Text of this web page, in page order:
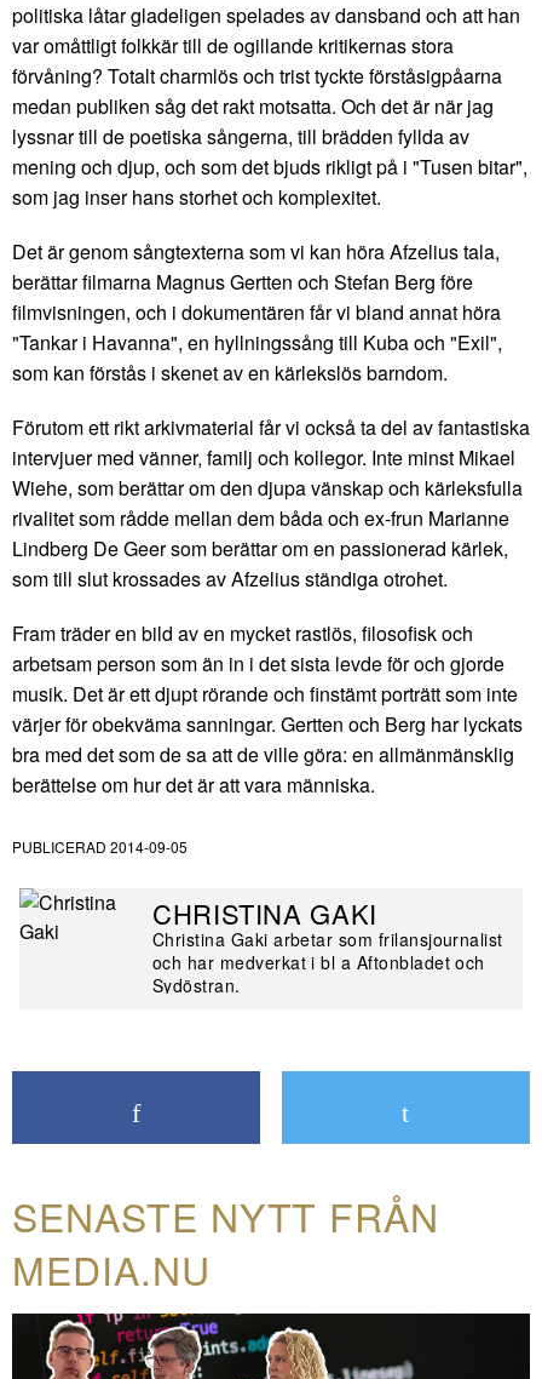
politiska låtar gladeligen spelades av dansband och att han
var omåttligt folkkär till de ogillande kritikernas stora
förvåning? Totalt charmlös och trist tyckte förståsigpåarna
medan publiken såg det rakt motsatta. Och det är när jag
lyssnar till de poetiska sångerna, till brädden fyllda av
mening och djup, och som det bjuds rikligt på i "Tusen bitar",
som jag inser hans storhet och komplexitet.
Det är genom sångtexterna som vi kan höra Afzelius tala,
berättar filmarna Magnus Gertten och Stefan Berg före
filmvisningen, och i dokumentären får vi bland annat höra
"Tankar i Havanna", en hyllningssång till Kuba och "Exil",
som kan förstås i skenet av en kärlekslös barndom.
Förutom ett rikt arkivmaterial får vi också ta del av fantastiska
intervjuer med vänner, familj och kollegor. Inte minst Mikael
Wiehe, som berättar om den djupa vänskap och kärleksfulla
rivalitet som rådde mellan dem båda och ex-frun Marianne
Lindberg De Geer som berättar om en passionerad kärlek,
som till slut krossades av Afzelius ständiga otrohet.
Fram träder en bild av en mycket rastlös, filosofisk och
arbetsam person som än in i det sista levde för och gjorde
musik. Det är ett djupt rörande och finstämt porträtt som inte
värjer för obekväma sanningar. Gertten och Berg har lyckats
bra med det som de sa att de ville göra: en allmänmänsklig
berättelse om hur det är att vara människa.
PUBLICERAD 2014-09-05
CHRISTINA GAKI
Christina Gaki arbetar som frilansjournalist
och har medverkat i bl a Aftonbladet och
Sydöstran.
SENASTE NYTT FRÅN
MEDIA.NU